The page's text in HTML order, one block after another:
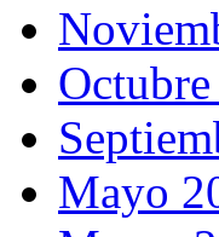
Mayo